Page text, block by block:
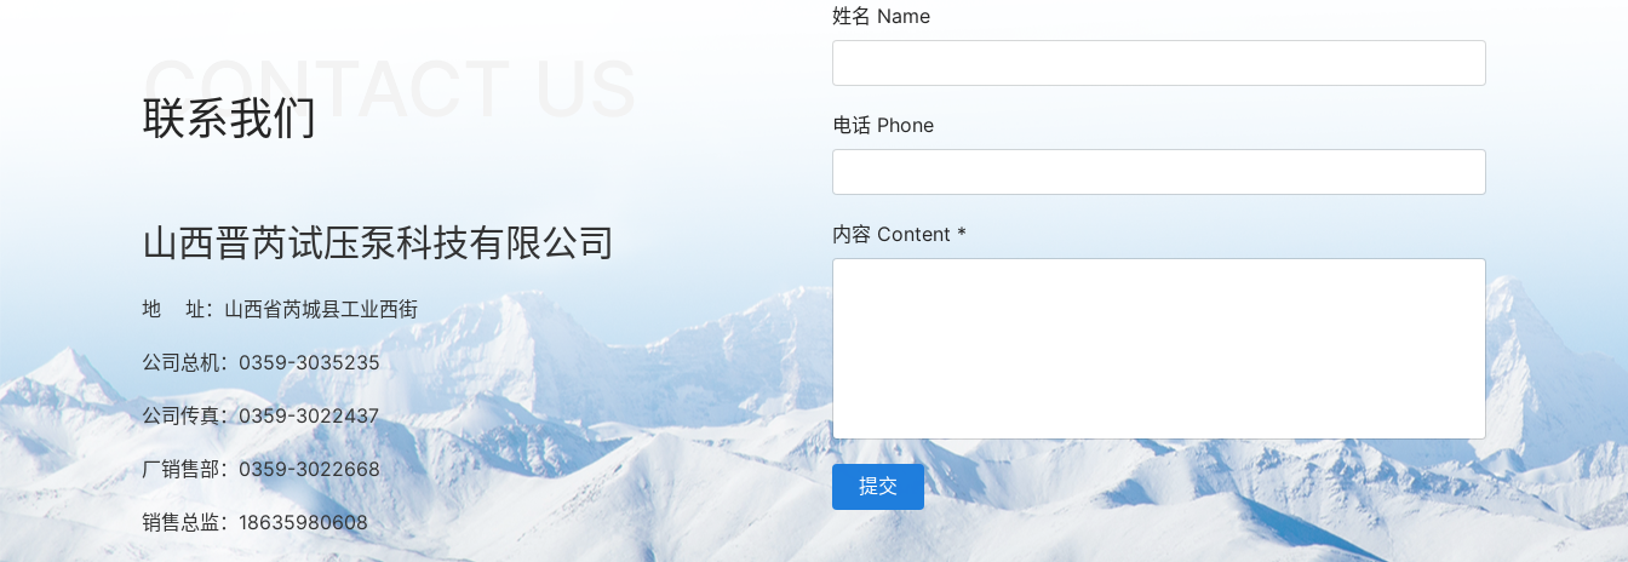
CONTACT US
联系我们
山西晋芮试压泵科技有限公司
地 址：山西省芮城县工业西街
公司总机：0359-3035235
公司传真：0359-3022437
厂销售部：0359-3022668
销售总监：18635980608
姓名 Name
电话 Phone
内容 Content *
提交